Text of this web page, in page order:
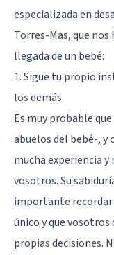
especializada en
Torres-Mas, que
llegada de un bebé:
1. Sigue tu propio
los demás
Es muy probable
abuelos del bebé-,
mucha experiencia
vosotros. Su
importante recordar
único y que
propias decisiones.